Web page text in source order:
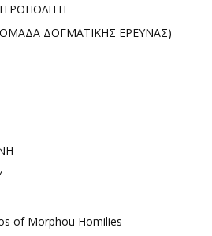
ΔΟΓΜΑΤΙΚΗΣ ΕΡΕΥΝΑΣ)
of Morphou Homilies